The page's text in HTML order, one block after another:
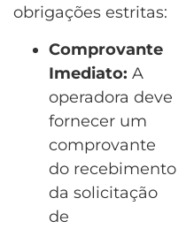
obrigações estritas:
Comprovante
Imediato: A
operadora deve
fornecer um
comprovante
do recebimento
da solicitação
de